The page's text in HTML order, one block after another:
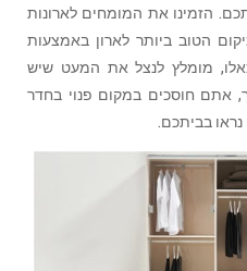
הזמינו את המומחים לארונות
הטוב ביותר לארון באמצעות
מומלץ לנצל את המעט שיש
ארונות. כך, אתם חוסכים במקום פנוי בחדר
בביתכם.